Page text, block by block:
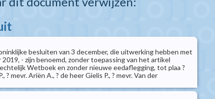
besluiten van 3 december, die uitwerking hebben met
2019, - zijn benoemd, zonder toepassing van het artikel
Wetboek en zonder nieuwe eedaflegging, tot plaa ?
? mevr. Ariën A., ? de heer Gielis P., ? mevr. Van der